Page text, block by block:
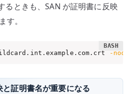
るときも、SAN が証明書に反映
す。
-
証明書名が重要になる